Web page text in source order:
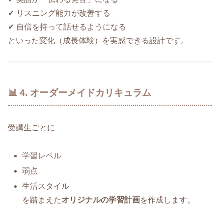
✔ リスニング能力が改善する
✔ 自信を持って話せるようになる
といった変化（成長体験）を実感できる設計です。
📊 4. オーダーメイドカリキュラム
受講生ごとに
学習レベル
弱点
生活スタイル
を踏まえたオリジナルの学習計画を作成します。